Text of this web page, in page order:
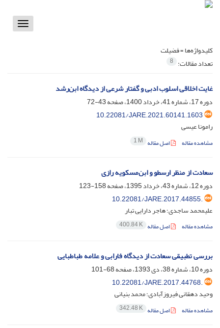
Toggle
کلیدواژه‌ها =فضیلت
تعداد مقالات: 8
غایت اخلاقی اسلوب ادبی و گفتار شرعی از دیدگاه ابن‌رشد
دوره 17، شماره 41، خرداد 1400، صفحه
43-72
10.22081/JARE.2021.60141.1603
رامونا عیسی
مشاهده مقاله اصل مقاله 1 M
سعادت از منظر ارسطو و ابن‌مسکویه رازی
دوره 12، شماره 43، خرداد 1395، صفحه
158-123
10.22081/JARE.2017.44855.
علیمحمد ساجدی؛ هاجر دارایی تبار
مشاهده مقاله اصل مقاله 400.84 K
بررسی تطبیقی سعادت از دیدگاه فارابی و علامه طباطبایی
دوره 10، شماره 38، دی 1393، صفحه
68-101
10.22081/JARE.2017.44768.
وحید دهقانی فیروزآبادی؛ محمد بنیانی
مشاهده مقاله اصل مقاله 342.48 K